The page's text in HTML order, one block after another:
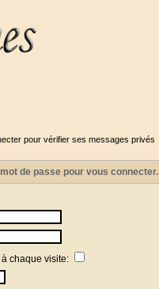
pour vérifier ses messages privés
de passe pour vous connecter.
chaque visite: